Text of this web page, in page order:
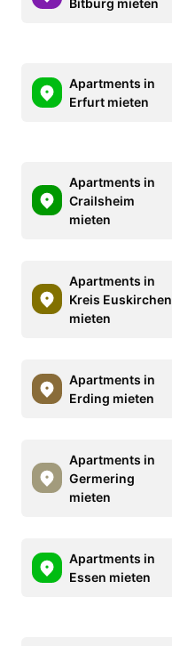
Apartments in
Erfurt mieten
Apartments in
Crailsheim
mieten
Apartments in
Kreis Euskirchen
mieten
Apartments in
Erding mieten
Apartments in
Germering
mieten
Apartments in
Essen mieten